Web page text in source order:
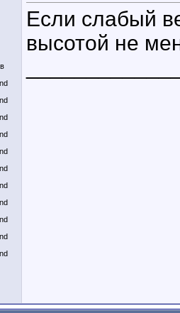
Если слабый
высотой не